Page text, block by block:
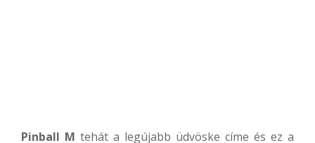
Pinball M tehát a legújabb üdvöske címe és ez a